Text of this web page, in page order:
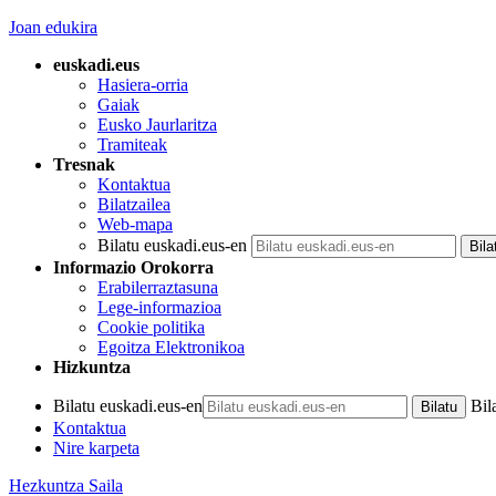
Joan edukira
euskadi.eus
Hasiera-orria
Gaiak
Eusko Jaurlaritza
Tramiteak
Tresnak
Kontaktua
Bilatzailea
Web-mapa
Bilatu euskadi.eus-en
Informazio Orokorra
Erabilerraztasuna
Lege-informazioa
Cookie politika
Egoitza Elektronikoa
Hizkuntza
Bilatu euskadi.eus-en
Kontaktua
Nire karpeta
Hezkuntza Saila